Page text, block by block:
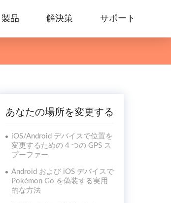
製品 解決策 サポート
あなたの場所を変更する
iOS/Android デバイスで位置を
変更するための 4 つの GPS ス
プーファー
Android および iOS デバイスで
Pokémon Go を偽装する実用
的な方法